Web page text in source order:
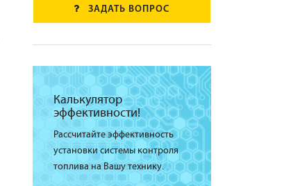
ЗАДАТЬ ВОПРОС
Калькулятор
эффективности!
Рассчитайте эффективность
установки системы контроля
топлива на Вашу технику.